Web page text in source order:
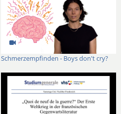
Schmerzempfinden - Boys don't cry?